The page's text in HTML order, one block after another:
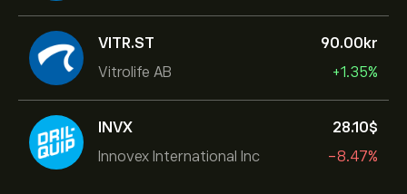
VITR.ST
Vitrolife AB
90.00‎kr‎
+1.35%
INVX
Innovex International Inc
28.10‎$‎
-8.47%